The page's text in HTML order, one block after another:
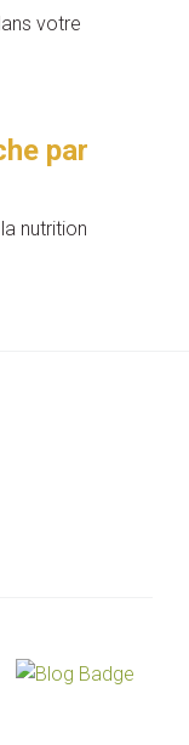
votre
par
nutrition